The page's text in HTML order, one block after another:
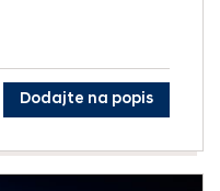
Dodajte na popis